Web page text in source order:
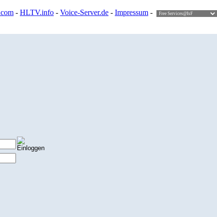
- HLTV.info - Voice-Server.de - Impressum -